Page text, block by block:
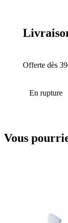
Offerte dès
En rupture
Vous